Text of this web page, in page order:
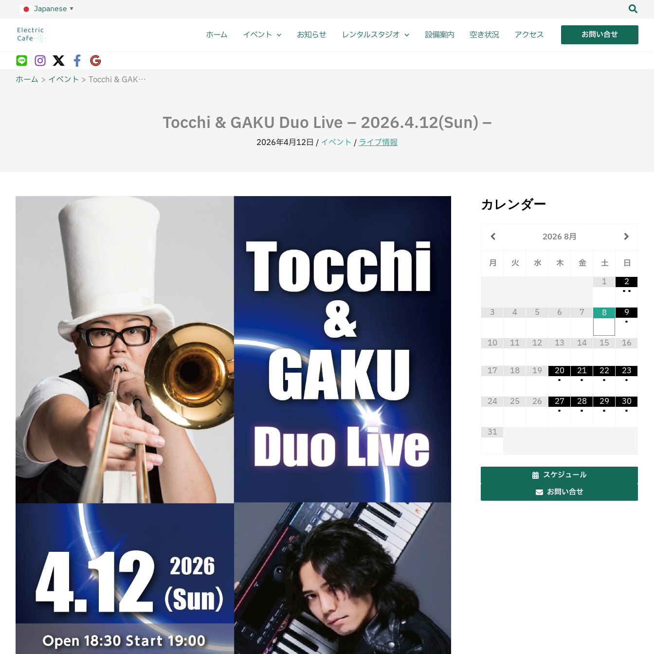
Japanese ▼
ホーム イベント お知らせ レンタルスタジオ 設備案内 空き状況 アクセス お問い合せ
ホーム イベント Tocchi & GAKU Duo Live – 2026.4.12(Sun) –
Tocchi & GAKU Duo Live – 2026.4.12(Sun) –
2026年4月12日 / イベント /ライブ情報
カレンダー
2026 8月
月 火 水 木 金 土
日
1
2
••
3
4 5 6 7 8 9
•
10
11 12 13 14 15 16
17 18 19 20
•
21
•
22
•
23
•
24
25 26 27
•
28
•
29
•
30
•
31
スケジュール
お問い合せ